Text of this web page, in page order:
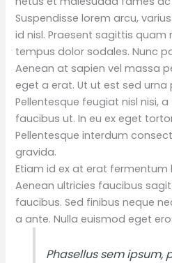
Suspendisse lorem arcu,
id nisl. Praesent sagittis quam
tempus dolor sodales. Nunc
Aenean at sapien vel massa
eget a erat. Ut ut est sed
Pellentesque feugiat nisl nisi,
faucibus ut. In eu ex eget
Pellentesque interdum
gravida.
Etiam id ex at erat
Aenean ultricies faucibus
faucibus. Sed finibus neque
a ante. Nulla euismod eget
Phasellus sem ipsum,